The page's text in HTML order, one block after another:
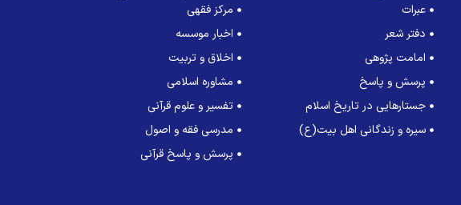
عبرات
دفتر شعر
امامت پژوهی
پرسش و پاسخ
جستارهایی در تاریخ اسلام
سیره و زندگانی اهل بیت(ع)
مرکز فقهی
اخبار موسسه
اخلاق و تربیت
مشاوره اسلامی
تفسیر و علوم قرآنی
مدرسی فقه و اصول
پرسش و پاسخ قرآنی